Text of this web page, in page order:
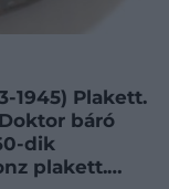
1945) Plakett.
báró
dik
plakett.